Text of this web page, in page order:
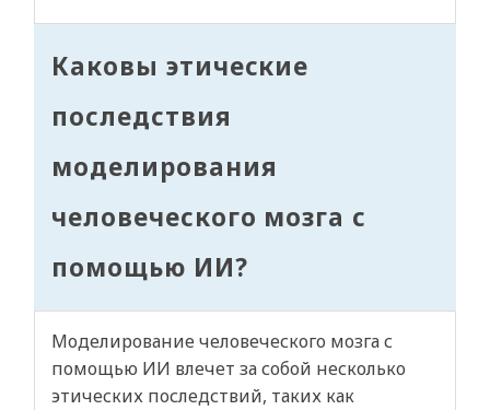
Каковы этические
последствия
моделирования
человеческого мозга с
помощью ИИ?
Моделирование человеческого мозга с
помощью ИИ влечет за собой несколько
этических последствий, таких как